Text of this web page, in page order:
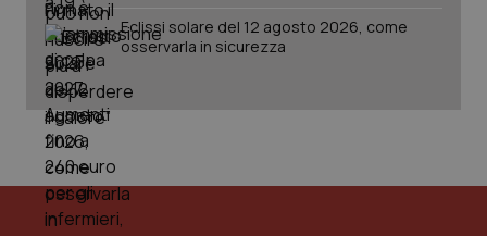
Tumori gastrointestinali
Ulcera & Reflusso
Vaccini
Eclissi solare del 12 agosto 2026, come
osservarla in sicurezza
tracking-enable
2